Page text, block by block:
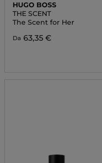
HUGO BOSS
THE SCENT
The Scent for Her
Da 63,35 €